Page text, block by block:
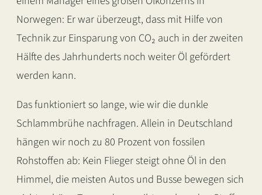
Norwegen: Er war überzeugt, dass mit Hilfe von
Technik zur Einsparung von CO₂ auch in der zweiten
Hälfte des Jahrhunderts noch weiter Öl gefördert
werden kann.
Das funktioniert so lange, wie wir die dunkle
Schlammbrühe nachfragen. Allein in Deutschland
hängen wir noch zu 80 Prozent von fossilen
Rohstoffen ab: Kein Flieger steigt ohne Öl in den
Himmel, die meisten Autos und Busse bewegen sich